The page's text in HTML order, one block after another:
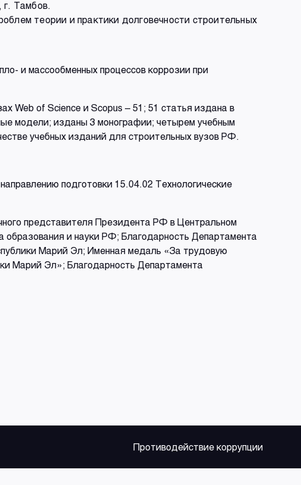
г. Тамбов.
теории и практики долговечности строительных
и массообменных процессов коррозии при
Web of Science и Scopus – 51; 51 статья издана в
модели; изданы 3 монографии; четырем учебным
учебных изданий для строительных вузов РФ.
подготовки 15.04.02 Технологические
представителя Президента РФ в Центральном
и науки РФ; Благодарность Департамента
Марий Эл; Именная медаль «За трудовую
Марий Эл»; Благодарность Департамента
Противодействие коррупции